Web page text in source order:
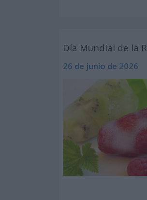
Día Mundial de la
26 de junio de 2026